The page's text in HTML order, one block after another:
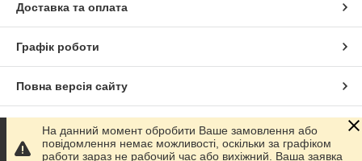
Доставка та оплата
Графік роботи
Повна версія сайту
Сайт створено на маркетплейсіProm.ua
На данний момент обробити Ваше замовлення або
повідомлення немає можливості, оскільки за графіком
работи зараз не рабочий час або вихіжний. Ваша заявка